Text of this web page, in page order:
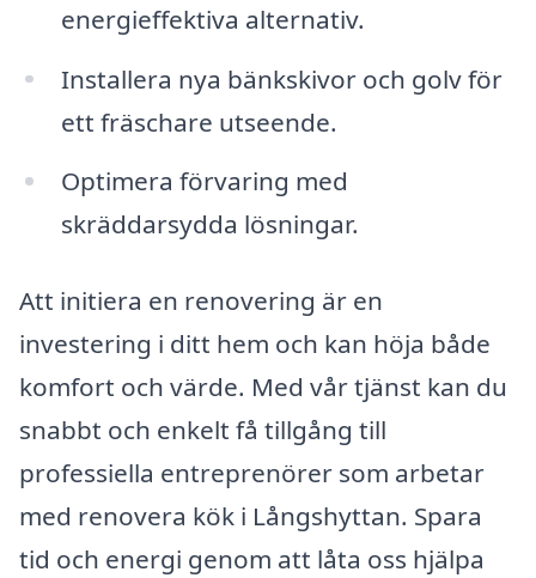
energieffektiva alternativ.
Installera nya bänkskivor och golv för
ett fräschare utseende.
Optimera förvaring med
skräddarsydda lösningar.
Att initiera en renovering är en
investering i ditt hem och kan höja både
komfort och värde. Med vår tjänst kan du
snabbt och enkelt få tillgång till
professiella entreprenörer som arbetar
med renovera kök i Långshyttan. Spara
tid och energi genom att låta oss hjälpa